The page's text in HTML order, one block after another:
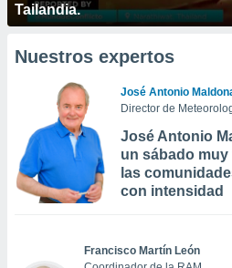
Tailandia.
Nuestros expertos
José Antonio
Director de
José Antonio
un sábado
las
con intensidad
Francisco Martín León